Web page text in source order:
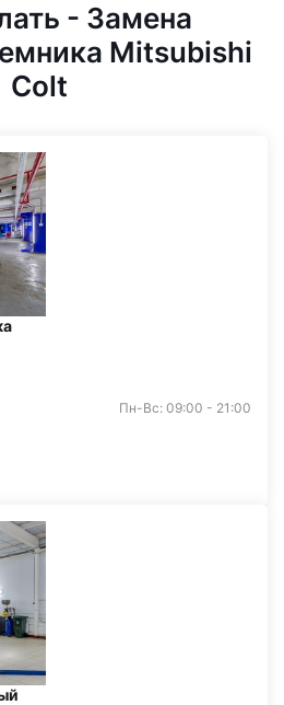
- Замена
Mitsubishi
Colt
Пн-Вс: 09:00 - 21:00